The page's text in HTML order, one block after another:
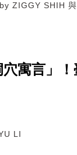
ZIGGY SHIH
寓言」
LI